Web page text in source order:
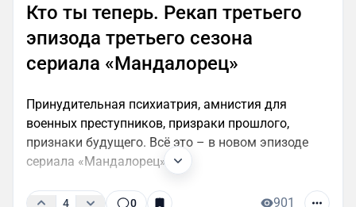
Кто ты теперь. Рекап третьего
эпизода третьего сезона
сериала «Мандалорец»
Принудительная психиатрия, амнистия для
военных преступников, призраки прошлого,
признаки будущего. Всё это – в новом эпизоде
сериала «Мандалорец».
4 0 901